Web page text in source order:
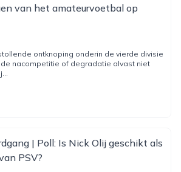
van het amateurvoetbal op
ontknoping onderin de vierde divisie
de nacompetitie of degradatie alvast niet
| Poll: Is Nick Olij geschikt als
PSV?